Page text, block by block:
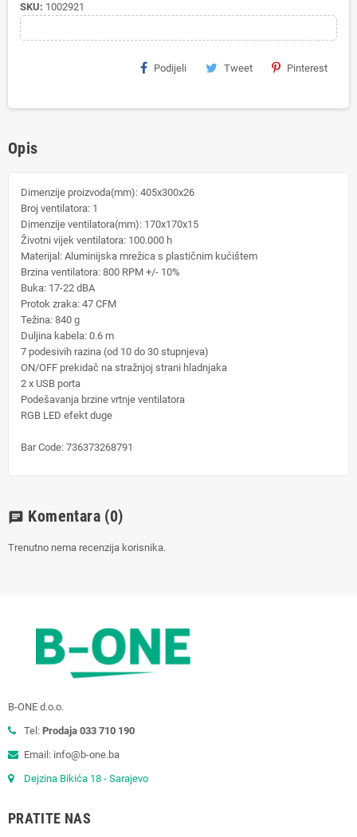
SKU: 1002921
Podijeli Tweet Pinterest
Opis
Dimenzije proizvoda(mm): 405x300x26
Broj ventilatora: 1
Dimenzije ventilatora(mm): 170x170x15
Životni vijek ventilatora: 100.000 h
Materijal: Aluminijska mrežica s plastičnim kućištem
Brzina ventilatora: 800 RPM +/- 10%
Buka: 17-22 dBA
Protok zraka: 47 CFM
Težina: 840 g
Duljina kabela: 0.6 m
7 podesivih razina (od 10 do 30 stupnjeva)
ON/OFF prekidač na stražnjoj strani hladnjaka
2 x USB porta
Podešavanja brzine vrtnje ventilatora
RGB LED efekt duge
Bar Code: 736373268791
chat Komentara (0)
Trenutno nema recenzija korisnika.
B-ONE d.o.o.
Tel: Prodaja 033 710 190
Email: info@b-one.ba
Dejzina Bikića 18 - Sarajevo
PRATITE NAS